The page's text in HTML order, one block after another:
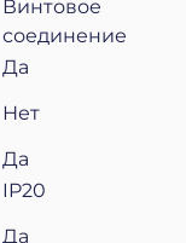
Винтовое
соединение
Да
Нет
Да
IP20
Да